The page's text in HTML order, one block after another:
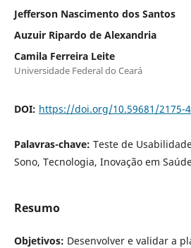
Jefferson Nascimento dos Santos
Auzuir Ripardo de Alexandria
Camila Ferreira Leite
Universidade Federal do Ceará
DOI: https://doi.org/10.59681/2175-
Palavras-chave: Teste de
Sono, Tecnologia, Inovação em
Resumo
Objetivos: Desenvolver e validar a